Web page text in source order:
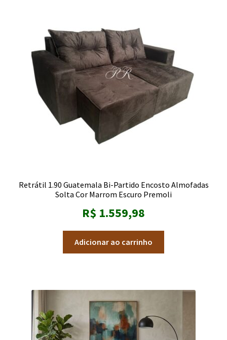
Retrátil 1.90 Guatemala Bi-Partido Encosto Almofadas
Solta Cor Marrom Escuro Premoli
R$ 1.559,98
Adicionar ao carrinho